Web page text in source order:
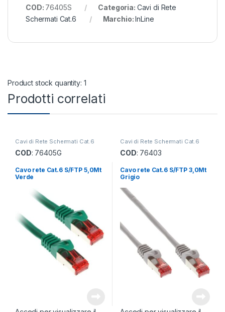
COD: 76405S Categoria: Cavi di Rete
Schermati Cat.6
Marchio:InLine
Product stock quantity: 1
Prodotti correlati
Cavi di Rete Schermati Cat.6
COD: 76405G
Cavo rete Cat.6 S/FTP 5,0Mt
Verde
Cavi di Rete Schermati Cat.6
COD: 76403
Cavo rete Cat.6 S/FTP 3,0Mt
Grigio